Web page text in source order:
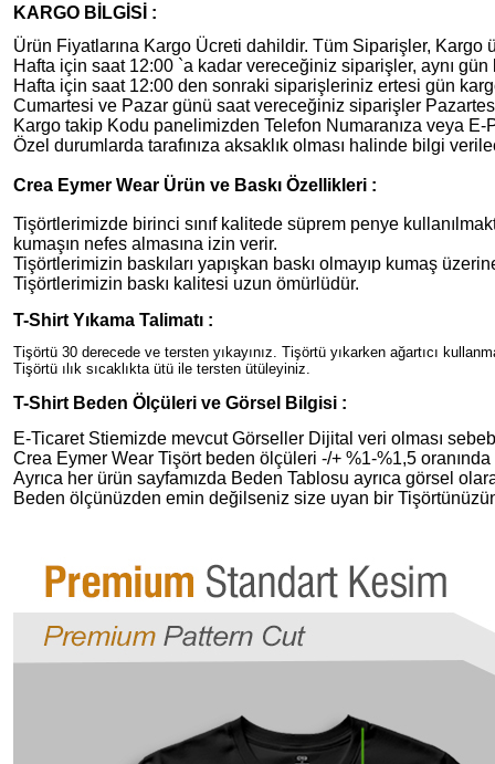
KARGO BİLGİSİ :
Ürün Fiyatlarına Kargo Ücreti dahildir. Tüm Siparişler,
Hafta için saat 12:00 `a kadar vereceğiniz siparişler, aynı
Hafta için saat 12:00 den sonraki siparişleriniz ertesi gün
Cumartesi ve Pazar günü saat vereceğiniz siparişler
Kargo takip Kodu panelimizden Telefon Numaranıza veya E-
Özel durumlarda tarafınıza aksaklık olması halinde bilgi
Crea Eymer Wear Ürün ve Baskı Özellikleri :
Tişörtlerimizde birinci sınıf kalitede süprem penye
kumaşın nefes almasına izin verir.
Tişörtlerimizin baskıları yapışkan baskı olmayıp kumaş
Tişörtlerimizin baskı kalitesi uzun ömürlüdür.
T-Shirt Yıkama Talimatı :
Tişörtü 30 derecede ve tersten yıkayınız. Tişörtü yıkarken ağartıcı
Tişörtü ılık sıcaklıkta ütü ile tersten ütüleyiniz.
T-Shirt Beden Ölçüleri ve Görsel Bilgisi :
E-Ticaret Stiemizde mevcut Görseller Dijital veri olması
Crea Eymer Wear Tişört beden ölçüleri -/+ %1-%1,5
Ayrıca her ürün sayfamızda Beden Tablosu ayrıca görsel
Beden ölçünüzden emin değilseniz size uyan bir